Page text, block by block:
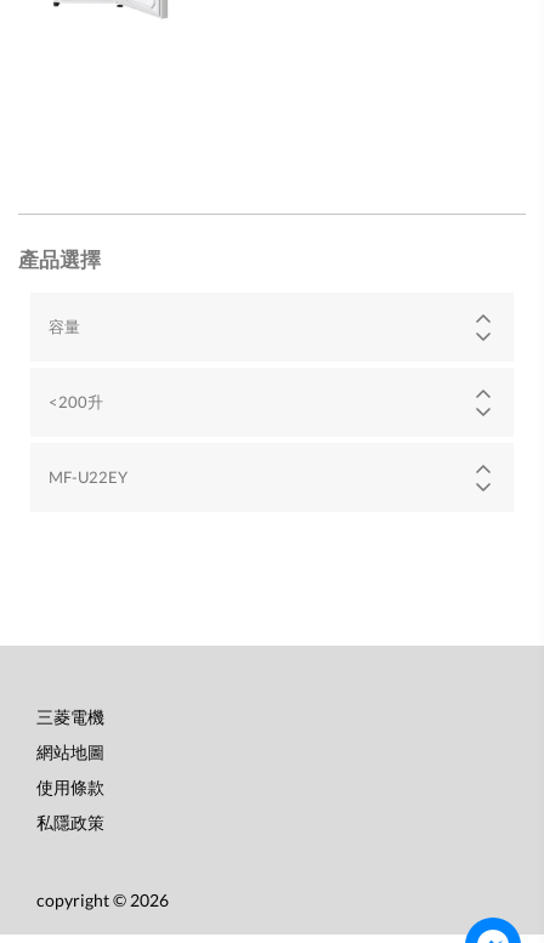
產品選擇
容量
<200升
MF-U22EY
底
部
選
三菱電機
網站地圖
使用條款
私隱政策
copyright © 2026